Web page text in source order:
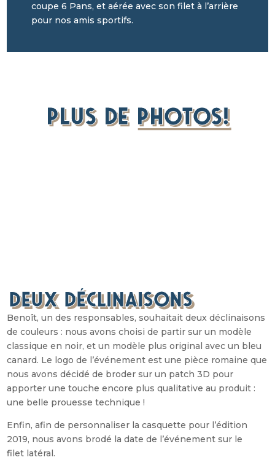
coupe 6 Pans, et aérée avec son filet à l’arrière
pour nos amis sportifs.
PLUS DE PHOTOS!
DEUX DÉCLINAISONS
Benoît, un des responsables, souhaitait deux déclinaisons
de couleurs : nous avons choisi de partir sur un modèle
classique en noir, et un modèle plus original avec un bleu
canard. Le logo de l’événement est une pièce romaine que
nous avons décidé de broder sur un patch 3D pour
apporter unetouche encore plus qualitative au produit :
une belle prouesse technique !
Enfin, afin de personnaliser la casquette pour l’édition
2019, nous avons brodé la date de l’événement sur le
filet latéral.